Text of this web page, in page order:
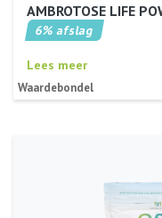
AMBROTOSE LIFE
6% afslag
Lees meer
Waardebondel